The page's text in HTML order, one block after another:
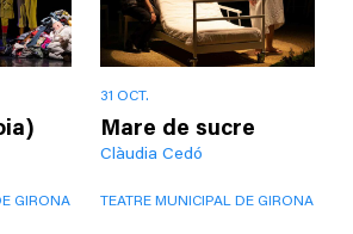
GIRONA
31 OCT.
Mare de sucre
Clàudia Cedó
TEATRE MUNICIPAL DE GIRONA